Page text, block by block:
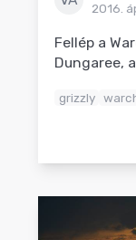
2016.
Fellép a
Dungaree,
grizzly